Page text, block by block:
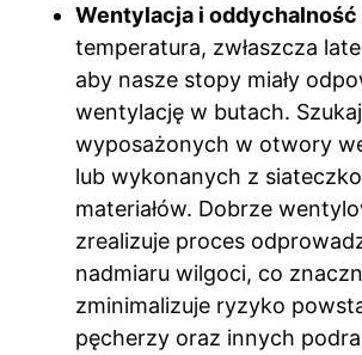
Wentylacja i oddychalność
temperatura, zwłaszcza
aby nasze stopy miały
wentylację w butach.
wyposażonych w otwory
lub wykonanych z
materiałów. Dobrze
zrealizuje proces
nadmiaru wilgoci, co
zminimalizuje ryzyko
pęcherzy oraz innych